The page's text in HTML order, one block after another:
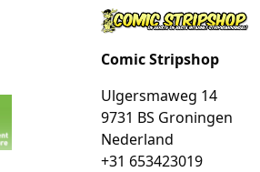
Comic Stripshop
Ulgersmaweg 14
9731 BS Groningen
Nederland
+31 653423019